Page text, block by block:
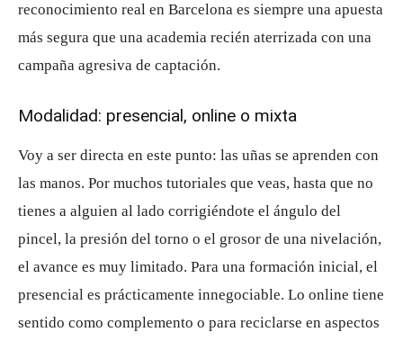
reconocimiento real en Barcelona es siempre una apuesta
más segura que una academia recién aterrizada con una
campaña agresiva de captación.
Modalidad: presencial, online o mixta
Voy a ser directa en este punto: las uñas se aprenden con
las manos. Por muchos tutoriales que veas, hasta que no
tienes a alguien al lado corrigiéndote el ángulo del
pincel, la presión del torno o el grosor de una nivelación,
el avance es muy limitado. Para una formación inicial, el
presencial es prácticamente innegociable. Lo online tiene
sentido como complemento o para reciclarse en aspectos